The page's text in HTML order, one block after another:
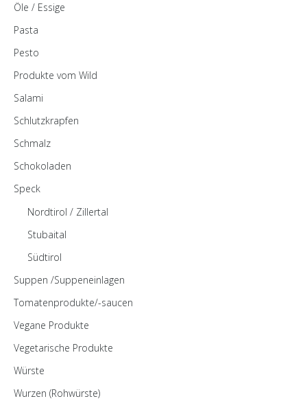
Öle / Essige
Pasta
Pesto
Produkte vom Wild
Salami
Schlutzkrapfen
Schmalz
Schokoladen
Speck
Nordtirol / Zillertal
Stubaital
Südtirol
Suppen /Suppeneinlagen
Tomatenprodukte/-saucen
Vegane Produkte
Vegetarische Produkte
Würste
Wurzen (Rohwürste)